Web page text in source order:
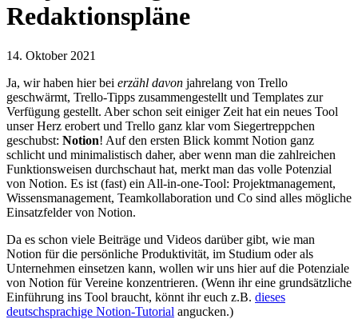
Redaktionspläne
14. Oktober 2021
Ja, wir haben hier bei erzähl davon jahrelang von Trello
geschwärmt, Trello-Tipps zusammengestellt und Templates zur
Verfügung gestellt. Aber schon seit einiger Zeit hat ein neues Tool
unser Herz erobert und Trello ganz klar vom Siegertreppchen
geschubst: Notion! Auf den ersten Blick kommt Notion ganz
schlicht und minimalistisch daher, aber wenn man die zahlreichen
Funktionsweisen durchschaut hat, merkt man das volle Potenzial
von Notion. Es ist (fast) ein All-in-one-Tool: Projektmanagement,
Wissensmanagement, Teamkollaboration und Co sind alles mögliche
Einsatzfelder von Notion.
Da es schon viele Beiträge und Videos darüber gibt, wie man
Notion für die persönliche Produktivität, im Studium oder als
Unternehmen einsetzen kann, wollen wir uns hier auf die Potenziale
von Notion für Vereine konzentrieren. (Wenn ihr eine grundsätzliche
Einführung ins Tool braucht, könnt ihr euch z.B. dieses
deutschsprachige Notion-Tutorial angucken.)